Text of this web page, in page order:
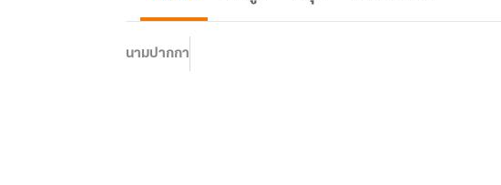
นามปากกา